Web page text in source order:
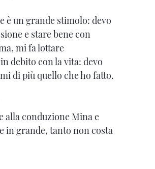
è un grande stimolo: devo
e stare bene con
mi fa lottare
debito con la vita: devo
di più quello che ho fatto.
alla conduzione Mina e
in grande, tanto non costa